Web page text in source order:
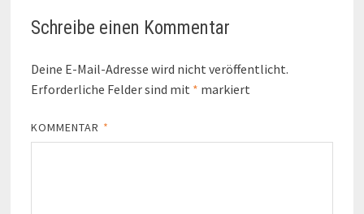
Schreibe einen Kommentar
Deine E-Mail-Adresse wird nicht veröffentlicht.
Erforderliche Felder sind mit * markiert
KOMMENTAR *